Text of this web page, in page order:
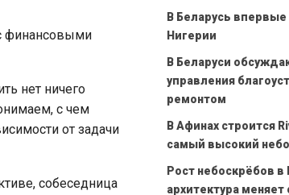
финансовыми
нет ничего
с чем
от задачи
собеседница
В Беларусь
Нигерии
В Беларуси
управления
ремонтом
В Афинах строится
самый высокий
Рост небоскрёбов в
архитектура